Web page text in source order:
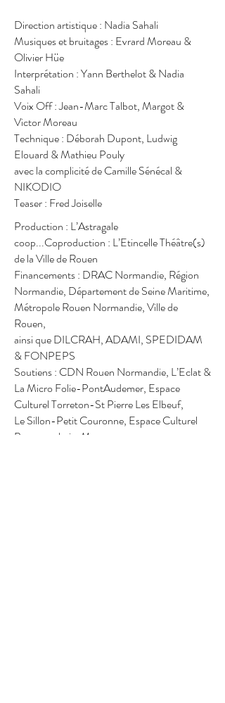
Direction artistique : Nadia Sahali
Musiques et bruitages : Evrard Moreau &
OlivierHüe
Interprétation : Yann Berthelot & Nadia
Sahali
Voix Off : Jean-Marc Talbot, Margot &
Victor Moreau
Technique : Déborah Dupont, Ludwig
Elouard & Mathieu Pouly
avec la complicité de Camille Sénécal &
NIKODIO
Teaser : Fred Joiselle
Production : L’Astragale
coop...Coproduction : L’Etincelle Théâtre(s)
de la Ville de Rouen
Financements : DRAC Normandie, Région
Normandie, Département de Seine Maritime,
Métropole Rouen Normandie, Ville de
Rouen,
ainsi que DILCRAH, ADAMI, SPEDIDAM
& FONPEPS
Soutiens : CDN Rouen Normandie, L’Eclat &
La Micro Folie-PontAudemer, Espace
Culturel Torreton-St Pierre Les Elbeuf,
Le Sillon-Petit Couronne, Espace Culturel
Beaumarchais-Maromme